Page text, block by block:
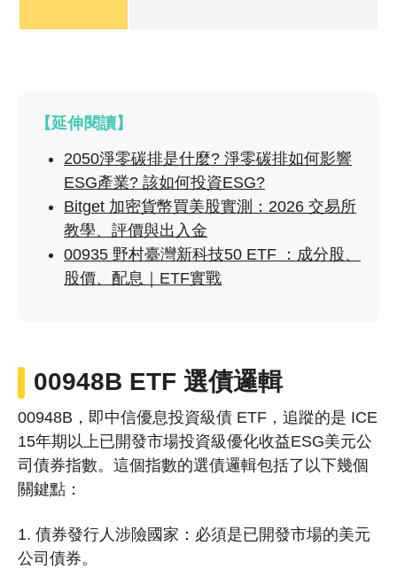
【延伸閱讀】
2050淨零碳排是什麼? 淨零碳排如何影響
ESG產業? 該如何投資ESG?
Bitget 加密貨幣買美股實測：2026 交易所
教學、評價與出入金
00935 野村臺灣新科技50 ETF ：成分股、
股價、配息｜ETF實戰
00948B ETF 選債邏輯
00948B，即中信優息投資級債 ETF，追蹤的是 ICE
15年期以上已開發市場投資級優化收益ESG美元公
司債券指數。這個指數的選債邏輯包括了以下幾個
關鍵點：
1. 債券發行人涉險國家：必須是已開發市場的美元
公司債券。